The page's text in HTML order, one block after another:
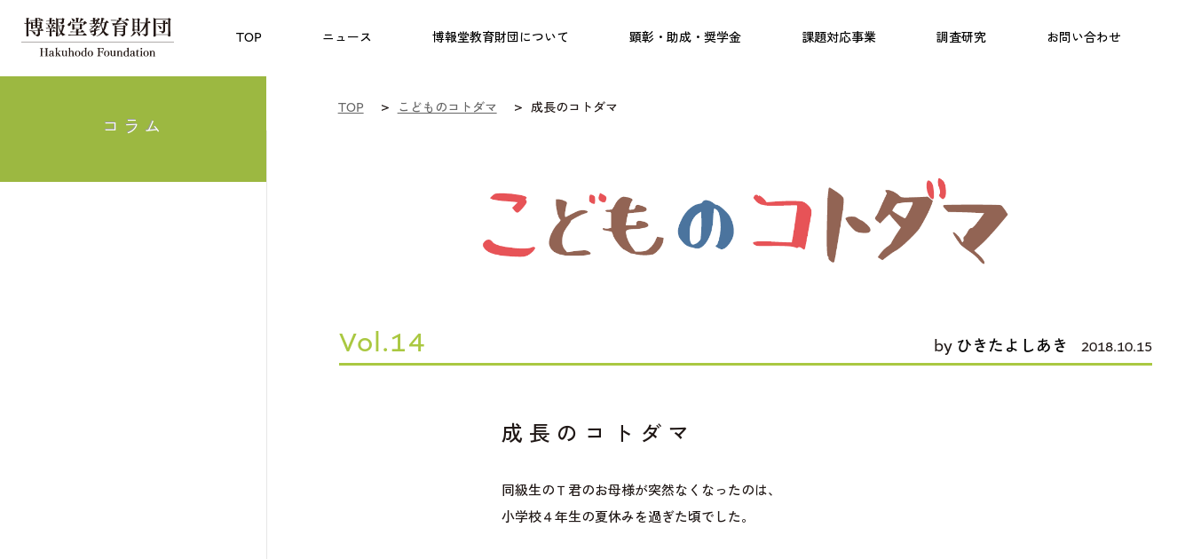
TOP ニュース 博報堂教育財団について 顕彰・助成・奨学金 課題対応事業 調査研究 お問い合わせ
についての研究助成 奨学金 フェローシップ プログラム 社会啓発事業 プログラム こども研究所
コラム
TOP こどものコトダマ 成長のコトダマ
Vol.14 by ひきたよしあき 2018.10.15
成長のコトダマ
同級生のＴ君のお母様が突然なくなったのは、
小学校４年生の夏休みを過ぎた頃でした。